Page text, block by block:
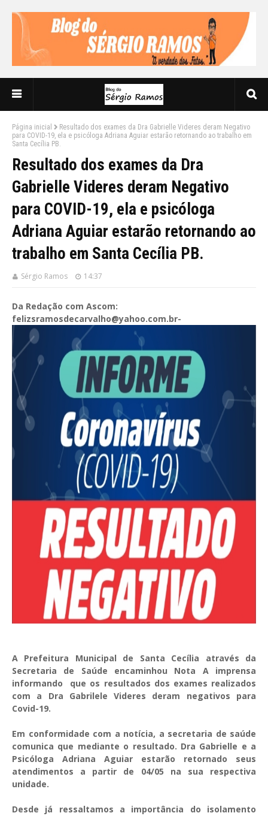
Página inicial
Resultado dos exames da Dra Gabrielle Videres deram Negativo
para COVID-19, ela e psicóloga Adriana Aguiar estarão retornando ao trabalho em
Santa Cecília PB.
Resultado dos exames da Dra
Gabrielle Videres deram Negativo
para COVID-19, ela e psicóloga
Adriana Aguiar estarão retornando ao
trabalho em Santa Cecília PB.
Sérgio Ramos 14:37
Da Redação com Ascom:
felizsramosdecarvalho@yahoo.com.br-
A Prefeitura Municipal de Santa Cecília através da
Secretaria de Saúde encaminhou Nota A imprensa
informando que os resultados dos exames realizados
com a Dra Gabrilele Videres deram negativos para
Covid-19.
Em conformidade com a notícia, a secretaria de saúde
comunica que mediante o resultado. Dra Gabrielle e a
Psicóloga Adriana Aguiar estarão retornado seus
atendimentos a partir de 04/05 na sua respectiva
unidade.
Desde já ressaltamos a importância do isolamento